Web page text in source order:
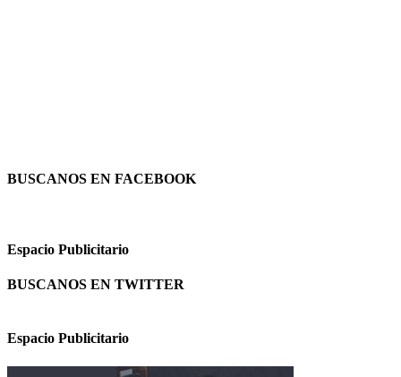
BUSCANOS EN FACEBOOK
Espacio Publicitario
BUSCANOS EN TWITTER
Espacio Publicitario